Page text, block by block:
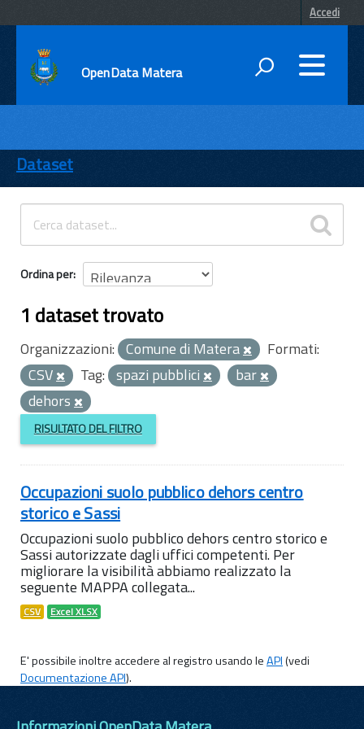
Accedi
OpenData Matera
ENTI
TEMI
INFORMAZIONI
Dataset
Ordina per
1 dataset trovato
Organizzazioni: Comune di Matera
Formati:
CSV
Tag: spazi pubblici
bar
dehors
RISULTATO DEL FILTRO
Occupazioni suolo pubblico dehors centro
storico e Sassi
Occupazioni suolo pubblico dehors centro storico e
Sassi autorizzate dagli uffici competenti. Per
migliorare la visibilità abbiamo realizzato la
seguente MAPPA collegata...
CSV Excel XLSX
E' possibile inoltre accedere al registro usando leAPI(vedi
Documentazione API).